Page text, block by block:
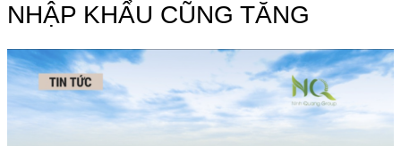
NHẬP KHẨU CŨNG TĂNG